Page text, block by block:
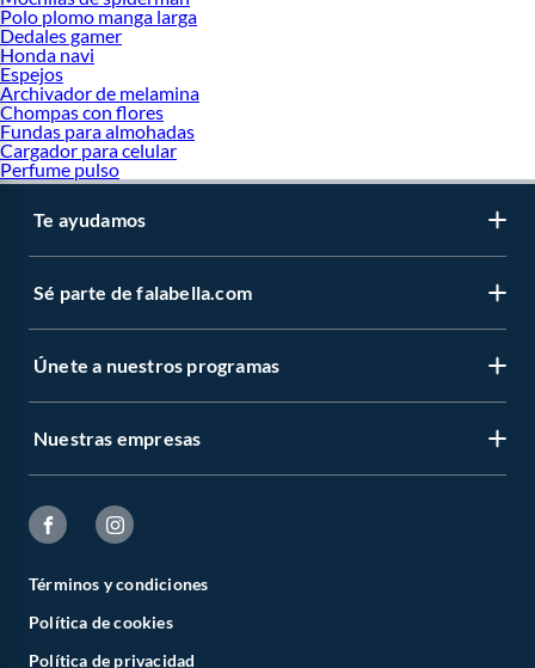
Polo plomo manga larga
Dedales gamer
Honda navi
Espejos
Archivador de melamina
Chompas con flores
Fundas para almohadas
Cargador para celular
Perfume pulso
Te ayudamos
Sé parte de falabella.com
Únete a nuestros programas
Nuestras empresas
Términos y condiciones
Política de cookies
Política de privacidad